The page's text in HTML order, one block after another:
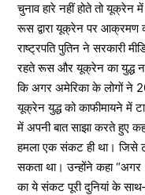
चुनाव हारे नहीं होते तो यूक्रेन
रूस द्वारा यूक्रेन पर
राष्ट्रपति पुतिन ने सरकारी
रहते रूस और यूक्रेन का युद्ध
कि अगर अमेरिका के लोगों ने
यूक्रेन युद्ध को काफीमायने में
में अपनी बात साझा करते हुए
हमला एक संकट ही था। जिसे
सकता था। उन्होंने कहा
का ये संकट पूरी दुनियां के